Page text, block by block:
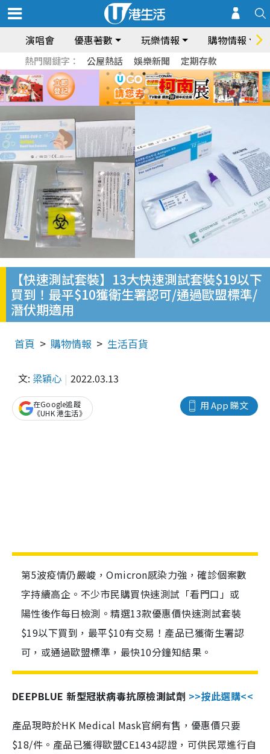
演唱會 優惠著數 玩樂情報 購物情報
熱門關鍵字： 公屋熱話 娛樂新聞 定期存款
【快速測試套裝】13大快速測試套裝$19以下
買到！最平$10獲衛生署認可/通過歐盟標準/
潛伏期適用
首頁 購物情報 生活百貨
文: 梁穎心 2022.03.13
用 App 睇文
在Google追蹤
《UHK 港生活》
第5波疫情仍嚴峻，Omicron感染力強，確診個案數
字持續高企。不少市民購買快速測試「看門口」或
陽性後作每日檢測。精選13款優惠價快速測試套裝
$19以下買到，最平$10有交易！產品已獲衛生署認
可，或通過歐盟標準，最快10分鐘知結果。
DEEPBLUE 新型冠狀病毒抗原檢測試劑 >>按此選購<<
產品現時於HK Medical Mask官網有售，優惠價只要
$18/件。產品已獲得歐盟CE1434認證，可供民眾進行自